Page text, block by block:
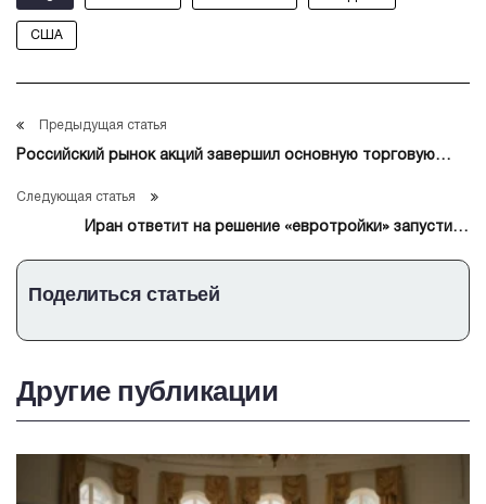
США
Предыдущая статья
Российский рынок акций завершил основную торговую
Следующая статья
Иран ответит на решение «евротройки» запустить
Поделиться статьей
Другие публикации